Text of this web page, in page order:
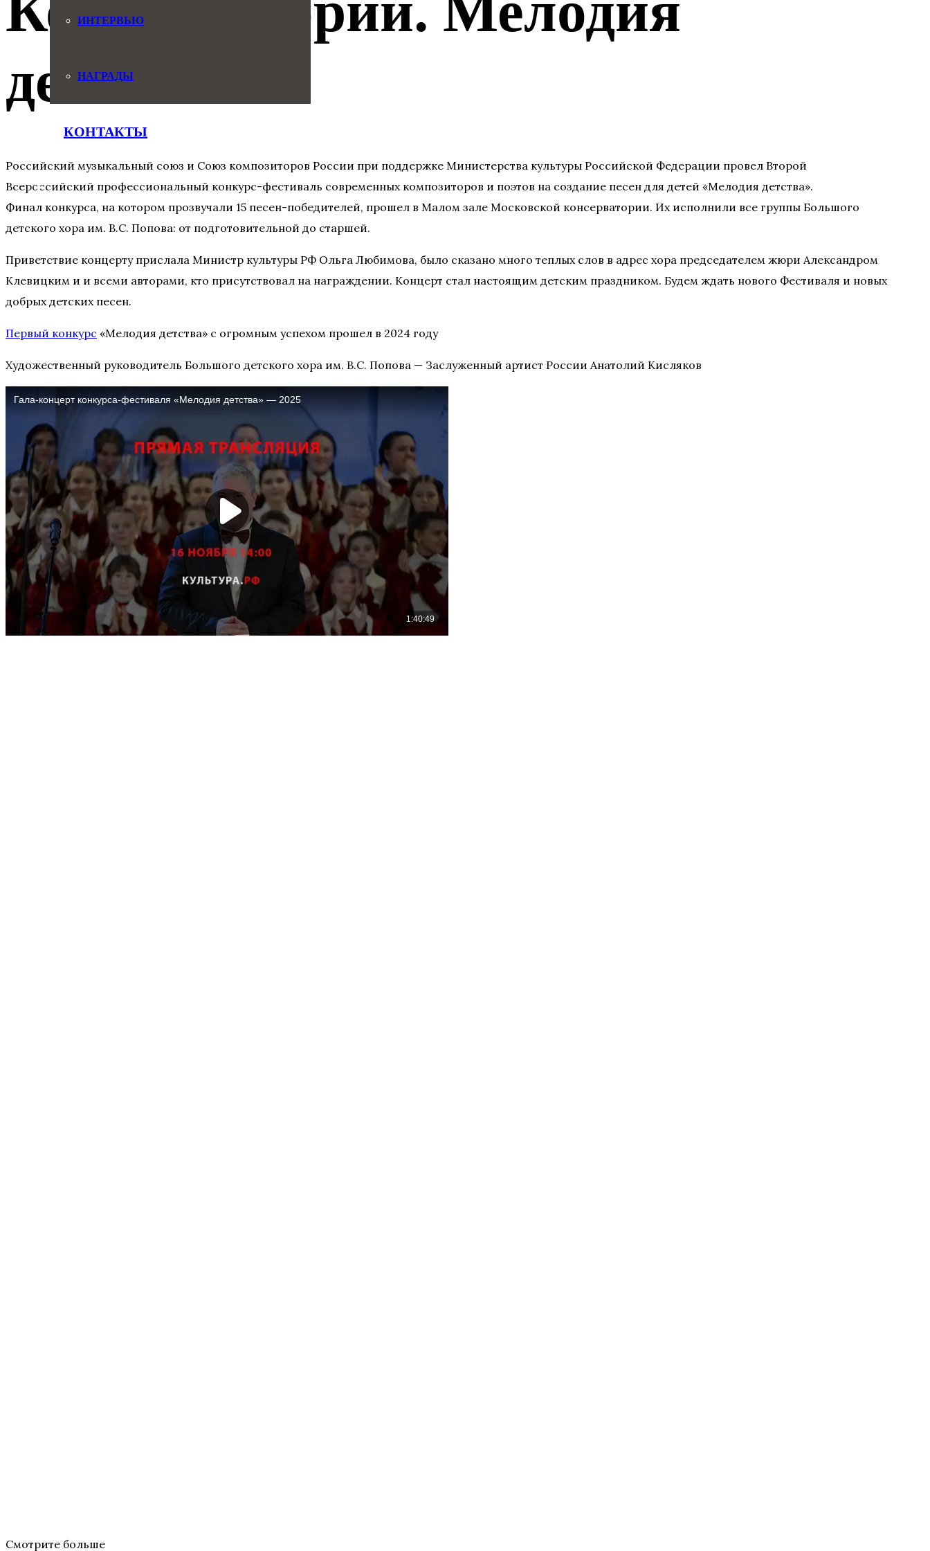
ИНТЕРВЬЮ
НАГРАДЫ
КОНТАКТЫ
детства
Российский музыкальный союз и Союз композиторов России при поддержке Министерства культуры Российской Федерации провел Второй
Всероссийский профессиональный конкурс-фестиваль современных композиторов и поэтов на создание песен для детей «Мелодия детства».
Финал конкурса, на котором прозвучали 15 песен-победителей, прошел в Малом зале Московской консерватории. Их исполнили все группы Большого
детского хора им. В.С. Попова: от подготовительной до старшей.
Приветствие концерту прислала Министр культуры РФ Ольга Любимова, было сказано много теплых слов в адрес хора председателем жюри Александром
Клевицким и и всеми авторами, кто присутствовал на награждении. Концерт стал настоящим детским праздником. Будем ждать нового Фестиваля и новых
добрых детских песен.
Первый конкурс «Мелодия детства» с огромным успехом прошел в 2024 году
Художественный руководитель Большого детского хора им. В.С. Попова — Заслуженный артист России Анатолий Кисляков
Смотрите больше